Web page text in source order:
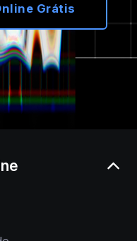
Grátis